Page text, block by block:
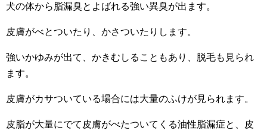
犬の体から脂漏臭とよばれる強い異臭が出ます。
皮膚がべとついたり、かさついたりします。
強いかゆみが出て、かきむしることもあり、脱毛も見られ
ます。
皮膚がカサついている場合には大量のふけが見られます。
皮脂が大量にでて皮膚がべたついてくる油性脂漏症と、皮